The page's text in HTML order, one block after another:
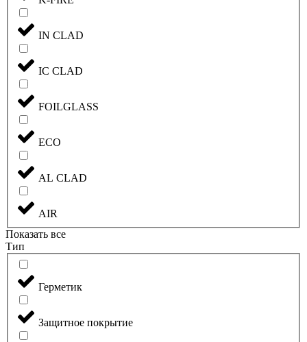
IN CLAD
IC CLAD
FOILGLASS
ECO
AL CLAD
AIR
Показать все
Тип
Герметик
Защитное покрытие